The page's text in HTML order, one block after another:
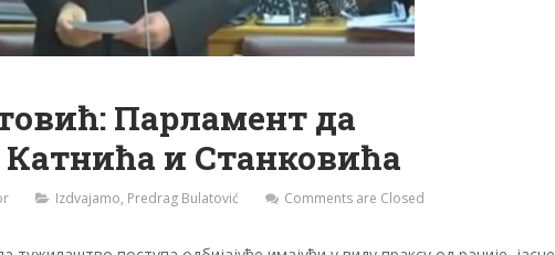
Парламент да
и Станковића
Izdvajamo, Predrag Bulatović Comments are Closed